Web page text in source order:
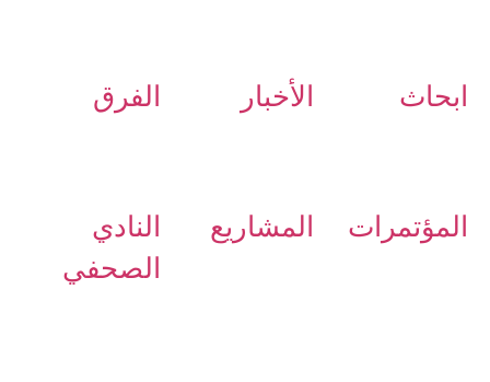
ابحاث الأخبار الفرق
المؤتمرات المشاريع
النادي
الصحفي